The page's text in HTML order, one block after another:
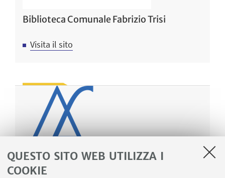
QUESTO SITO WEB UTILIZZA I
COOKIE
Biblioteca Comunale Fabrizio Trisi
Visita il sito